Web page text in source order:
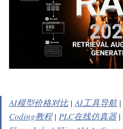
AI模型价格对比|AI工具导航|
Coding教程| PLC在线仿真器|